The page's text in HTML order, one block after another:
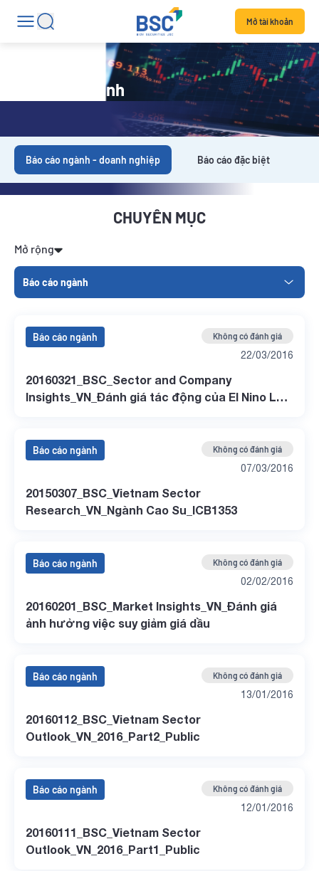
Mở tài khoản
Báo cáo ngành
Báo cáo ngành - doanh nghiệp Báo cáo đặc biệt
CHUYÊN MỤC
Mở rộng
Báo cáo ngành
Báo cáo ngành Không có đánh giá
22/03/2016
20160321_BSC_Sector and Company
Insights_VN_Đánh giá tác động của El Nino La
Báo cáo ngành Không có đánh giá
07/03/2016
20150307_BSC_Vietnam Sector
Research_VN_Ngành Cao Su_ICB1353
Báo cáo ngành Không có đánh giá
02/02/2016
20160201_BSC_Market Insights_VN_Đánh giá
ảnh hưởng việc suy giảm giá dầu
Báo cáo ngành Không có đánh giá
13/01/2016
20160112_BSC_Vietnam Sector
Outlook_VN_2016_Part2_Public
Báo cáo ngành Không có đánh giá
12/01/2016
20160111_BSC_Vietnam Sector
Outlook_VN_2016_Part1_Public